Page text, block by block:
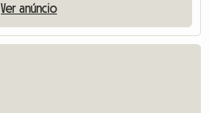
Ver anúncio